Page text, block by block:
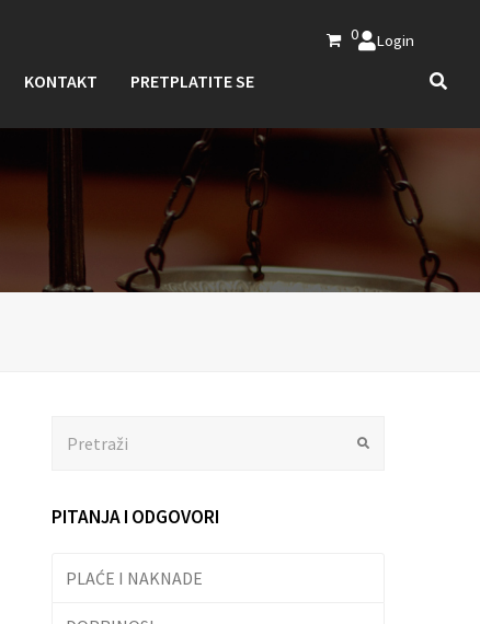
0 Login
KONTAKT PRETPLATITE SE
PITANJA I ODGOVORI
PLAĆE I NAKNADE